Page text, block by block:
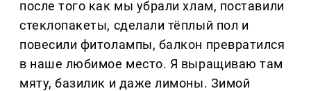
после того как мы убрали хлам, поставили
стеклопакеты, сделали тёплый пол и
повесили фитолампы, балкон превратился
в наше любимое место. Я выращиваю там
мяту, базилик и даже лимоны. Зимой